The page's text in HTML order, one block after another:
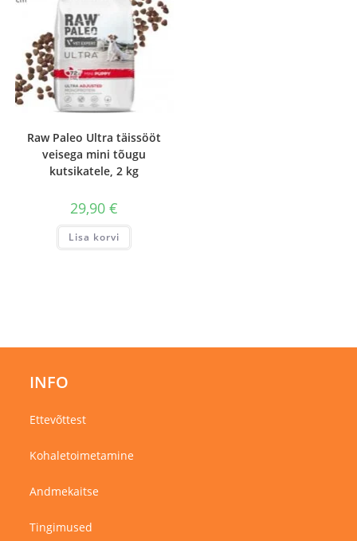
Raw Paleo Ultra täissööt
veisega mini tõugu
kutsikatele, 2 kg
29,90€
Lisa korvi
INFO
Ettevõttest
Kohaletoimetamine
Andmekaitse
Tingimused